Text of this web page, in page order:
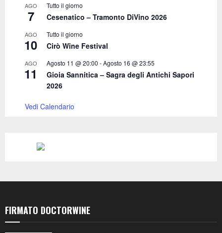
AGO
7
Tutto il giorno
Cesenatico – Tramonto DiVino 2026
AGO
10
Tutto il giorno
Cirò Wine Festival
AGO
11
Agosto 11 @ 20:00 -Agosto 16 @ 23:55
Gioia Sannitica – Sagra degli Antichi Sapori
2026
Vedi Calendario
FIRMATO DOCTORWINE